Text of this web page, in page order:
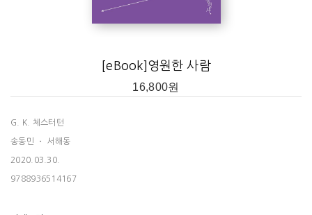
[eBook]영원한 사람
16,800원
G. K. 체스터턴
송동민 ・ 서해동
2020.03.30.
9788936514167
스, J. R. R. 톨긴을 비롯한 크리스천 작가들과 아가사 크리스티, 어니스트
일이었던 남자』(펭귄 클래식코리아), 『못생긴 것들에 대한 옹호』 (북스피
어), 『아폴로의 눈』 (바다출판사) 등이 있다.